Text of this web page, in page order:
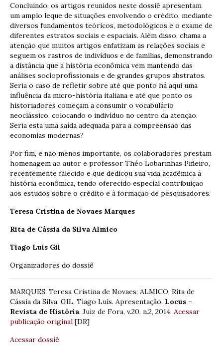
Concluindo, os artigos reunidos neste dossiê apresentam
um amplo leque de situações envolvendo o crédito, mediante
diversos fundamentos teóricos, metodológicos e o exame de
diferentes estratos sociais e espaciais. Além disso, chama a
atenção que muitos artigos enfatizam as relações sociais e
seguem os rastros de indivíduos e de famílias, demonstrando
a distância que a história econômica vem mantendo das
análises socioprofissionais e de grandes grupos abstratos.
Seria o caso de refletir sobre até que ponto há aqui uma
influência da micro-história italiana e até que ponto os
historiadores começam a consumir o vocabulário
neoclássico, colocando o indivíduo no centro da atenção.
Seria esta uma saída adequada para a compreensão das
economias modernas?
Por fim, e não menos importante, os colaboradores prestam
homenagem ao autor e professor Théo Lobarinhas Piñeiro,
recentemente falecido e que dedicou sua vida acadêmica à
história econômica, tendo oferecido especial contribuição
aos estudos sobre o crédito e à formação de pesquisadores.
Teresa Cristina de Novaes Marques
Rita de Cássia da Silva Almico
Tiago Luís Gil
Organizadores do dossiê
MARQUES, Teresa Cristina de Novaes; ALMICO, Rita de
Cássia da Silva; GIL, Tiago Luís. Apresentação. Locus –
Revista de História. Juiz de Fora, v.20, n.2, 2014. Acessar
publicação original [DR]
Acessar dossiê